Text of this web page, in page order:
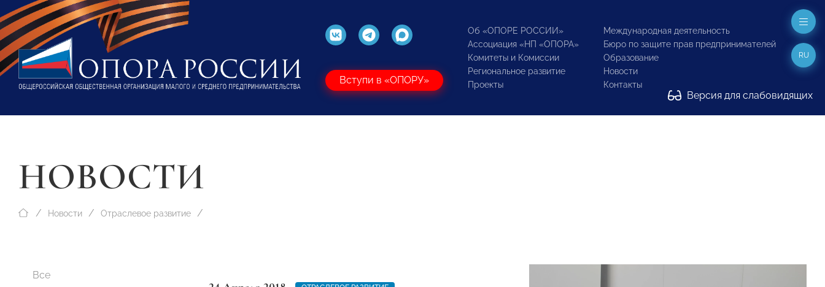
Вступи в «ОПОРУ»
Об «ОПОРЕ РОССИИ»
Ассоциация «НП «ОПОРА»
Комитеты и Комиссии
Региональное развитие
Проекты
Международная деятельность
Бюро по защите прав предпринимателей
Образование
Новости
Контакты
Версия для слабовидящих
RU
НОВОСТИ
Новости Отраслевое развитие
Все